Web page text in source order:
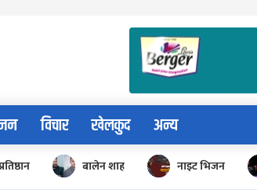
विचार खेलकुद अन्य
बालेन शाह नाइट भिजन